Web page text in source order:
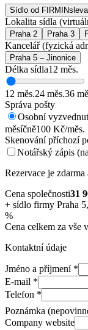
Sídlo od FIRMIN
Lokalita sídla
Praha 2 Praha 3
Kancelář (fyzická
Praha 5 – Jinonice
Délka sídla12 měs.
12 měs.24 měs.36
Správa pošty
Osobní
měsíčně100 Kč/měs.
Skenování příchozí
Notářský zápis
Rezervace je
Cena společnosti31
+ sídlo firmy Praha
%
Cena celkem za vše
Kontaktní údaje
Jméno a příjmení*
E-mail *
Telefon *
Poznámka
Company website